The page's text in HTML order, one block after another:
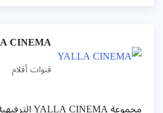
CINEMA
قنوات أفلام